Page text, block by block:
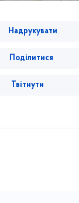
Надрукувати
Поділитися
Твітнути